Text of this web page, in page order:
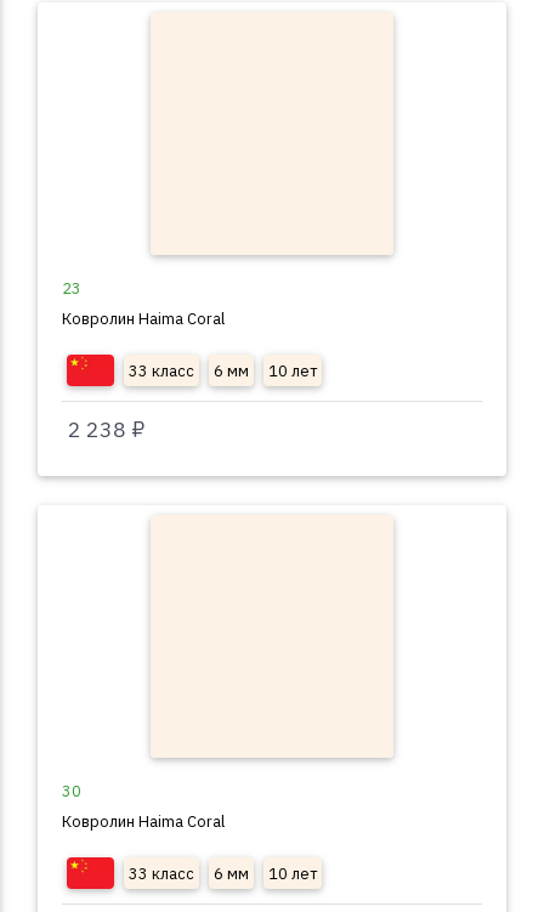
23
Ковролин Haima Coral
33 класс 6 мм 10 лет
2 238 ₽
30
Ковролин Haima Coral
33 класс 6 мм 10 лет